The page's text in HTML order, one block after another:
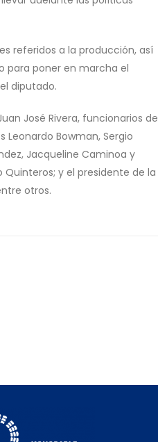
referidos a la producción, así
para poner en marcha el
diputado.
José Rivera, funcionarios de
Leonardo Bowman, Sergio
Jacqueline Caminoa y
Quinteros; y el presidente de la
otros.